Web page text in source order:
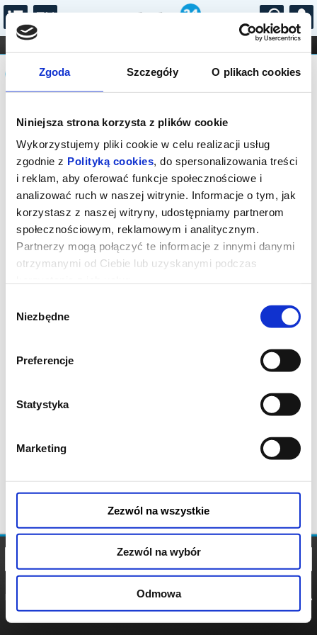
Zgoda Szczegóły O plikach cookies
Niniejsza strona korzysta z plików cookie
Wykorzystujemy pliki cookie w celu realizacji usług
zgodnie z Polityką cookies, do spersonalizowania treści
i reklam, aby oferować funkcje społecznościowe i
analizować ruch w naszej witrynie. Informacje o tym, jak
korzystasz z naszej witryny, udostępniamy partnerom
społecznościowym, reklamowym i analitycznym.
Partnerzy mogą połączyć te informacje z innymi danymi
otrzymanymi od Ciebie lub uzyskanymi podczas
zgody
Niezbędne
Preferencje
Statystyka
Marketing
Zezwól na wszystkie
Zezwól na wybór
Odmowa
...
FILHARMONIA OPERA I BALET
STAND-UP
DLA DZIECI
Komunikat
Sprzedaż biletów on-line na wydarzenie
została zakończona.
POLITYKA
POLITYKA